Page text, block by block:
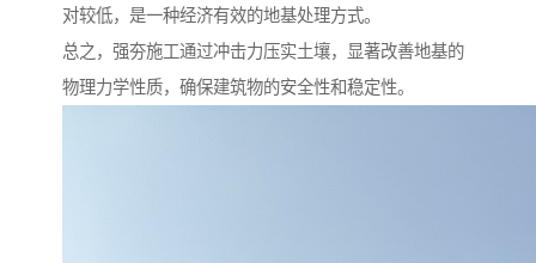
对较低，是一种经济有效的地基处理方式。
总之，强夯施工通过冲击力压实土壤，显著改善地基的
物理力学性质，确保建筑物的安全性和稳定性。